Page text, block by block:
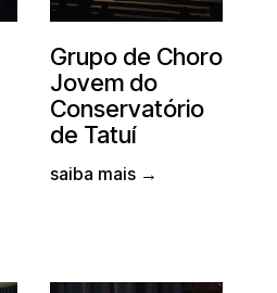
Grupo de Choro
Jovem do
Conservatório
de Tatuí
saiba mais →